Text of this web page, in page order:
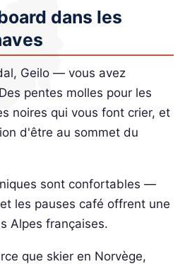
dans les
Geilo — vous avez
pentes molles pour les
noires qui vous font crier, et
d'être au sommet du
sont confortables —
les pauses café offrent une
Alpes françaises.
que skier en Norvège,